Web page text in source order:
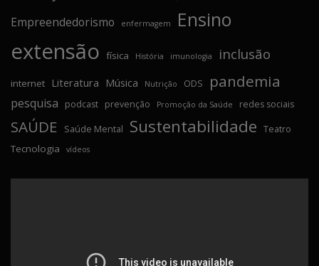
Empreendedorismo enfermagem Ensino
extensão física História imunologia inclusão
internet Literatura Música Nutrição ODS pandemia
pesquisa podcast prevenção Promoção da Saúde redes sociais
SAÚDE Saúde Mental Sustentabilidade Teatro
Tecnologia vídeos